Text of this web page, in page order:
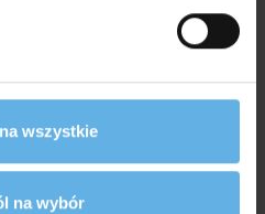
wszystkie
na wybór